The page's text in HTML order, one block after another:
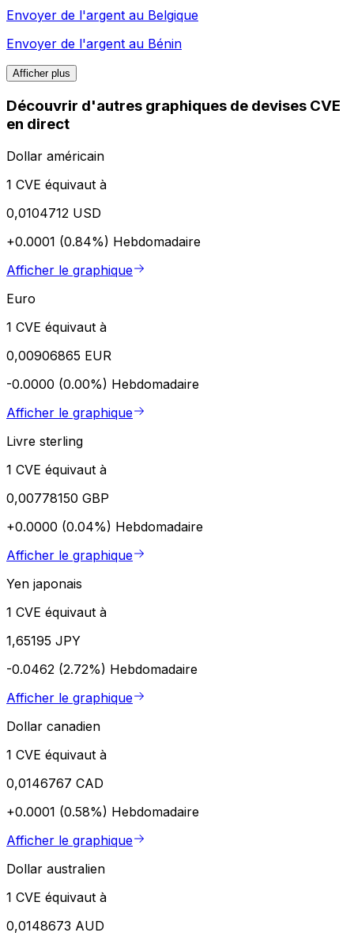
Envoyer de l'argent au Belgique
Envoyer de l'argent au Bénin
Afficher plus
Découvrir d'autres graphiques de devises CVE
en direct
Dollar américain
1 CVE équivaut à
0,0104712 USD
+0.0001 (0.84%) Hebdomadaire
Afficher le graphique
Euro
1 CVE équivaut à
0,00906865 EUR
-0.0000 (0.00%) Hebdomadaire
Afficher le graphique
Livre sterling
1 CVE équivaut à
0,00778150 GBP
+0.0000 (0.04%) Hebdomadaire
Afficher le graphique
Yen japonais
1 CVE équivaut à
1,65195 JPY
-0.0462 (2.72%) Hebdomadaire
Afficher le graphique
Dollar canadien
1 CVE équivaut à
0,0146767 CAD
+0.0001 (0.58%) Hebdomadaire
Afficher le graphique
Dollar australien
1 CVE équivaut à
0,0148673 AUD